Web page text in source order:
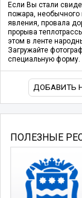
Если Вы стали
пожара, необычного
явления, провала
прорыва
этом в ленте
Загружайте
специальную форму.
ДОБАВИТЬ
ПОЛЕЗНЫЕ